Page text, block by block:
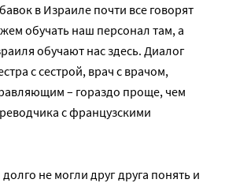
в Израиле почти все говорят
обучать наш персонал там, а
обучают нас здесь. Диалог
с сестрой, врач с врачом,
– гораздо проще, чем
с французскими
не могли друг друга понять и